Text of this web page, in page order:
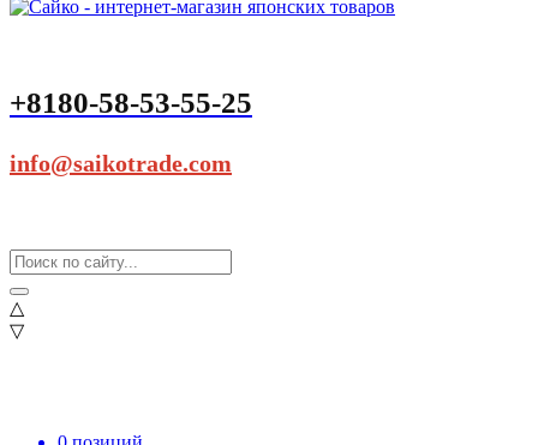
+8180-58-53-55-25
info@saikotrade.com
△
▽